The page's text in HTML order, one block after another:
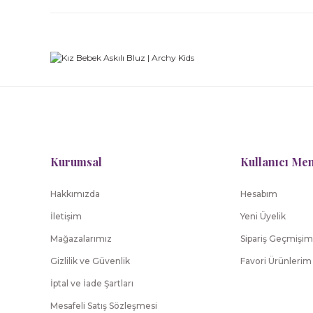
Kurumsal
Hakkımızda
İletişim
Mağazalarımız
Gizlilik ve Güvenlik
İptal ve İade Şartları
Mesafeli Satış Sözleşmesi
Kullanıcı
Hesabım
Yeni Üyelik
Sipariş Geçmişim
Favori Ürünlerim